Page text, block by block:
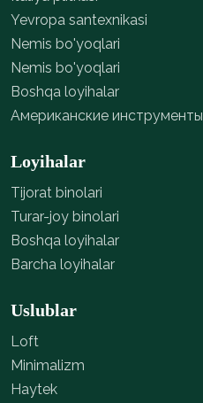
Yevropa santexnikasi
Nemis bo'yoqlari
Nemis bo'yoqlari
Boshqa loyihalar
Американские инструменты
Loyihalar
Tijorat binolari
Turar-joy binolari
Boshqa loyihalar
Barcha loyihalar
Uslublar
Loft
Minimalizm
Haytek